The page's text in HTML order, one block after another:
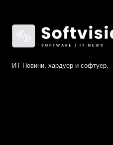
ИТ Новини, хардуер и софтуер.